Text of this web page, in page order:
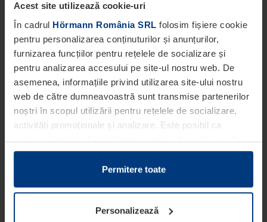
Acest site utilizează cookie-uri
În cadrul Hörmann România SRL folosim fișiere cookie
pentru personalizarea conținuturilor și anunțurilor,
furnizarea funcțiilor pentru rețelele de socializare și
pentru analizarea accesului pe site-ul nostru web. De
asemenea, informațiile privind utilizarea site-ului nostru
web de către dumneavoastră sunt transmise partenerilor
noștri în scopul utilizării pentru rețelele de socializare,
activități promoționale și analizare. Este posibil ca
partenerii noștri să sintetizeze aceste informații cu alte
date pe care dumneavoastră le-ați pus la dispoziția
acestora ori care au fost colectate în cadrul utilizării
Din punct de vedere legal, putem stoca fișiere cookie pe
dispozitivul dumneavoastră în cazul în care acestea sunt
Permitere toate
Personalizează